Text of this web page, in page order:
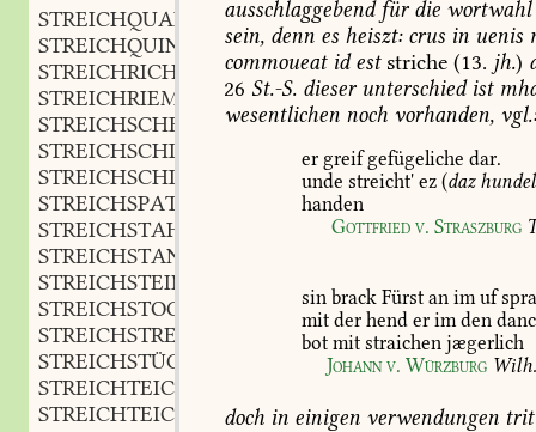
STREICHQUARTETT,n.
STREICHQUINTETT,n.
STREICHRICHTUNG,f.
STREICHRIEMEN
m.
STREICHSCHEIT
n.
STREICHSCHIENE
STREICHSCHINDEL
STREICHSPATEL
STREICHSTAHL
STREICHSTANGE
STREICHSTEIN
STREICHSTOCK
STREICHSTRECKE
STREICHSTÜCK
STREICHTEICH
STREICHTEICHLEIN,n.
ausschlaggebendfürdie wortwahl
sein, denn es heiszt:crus in uenis
commoueatideststriche (13. jh.)
26 St.-S. dieserunterschiedist
wesentlichen noch vorhanden,
er greifgefügeliche dar.
unde streicht' ez (daz
handen
Gottfried v. Straszburg
sin brack Fürst an im uf
mit der hend er im den danc
bot mit straichen jægerlich
Johannv. Würzburg
doch in einigen verwendungen